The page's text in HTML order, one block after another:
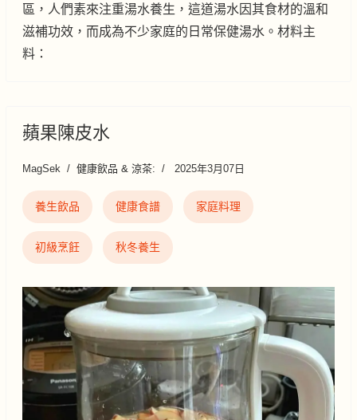
區，人們素來注重湯水養生，這道湯水因其食材的溫和
滋補功效，而成為不少家庭的日常保健湯水。材料主
料：
蘋果陳皮水
MagSek 健康飲品 & 涼茶: 2025年3月07日
養生飲品 健康食譜 家庭料理
初級烹飪 秋冬養生